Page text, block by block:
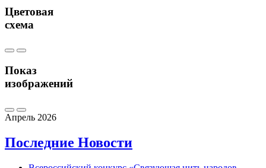
Цветовая
схема
Показ
изображений
Апрель 2026
Последние Новости